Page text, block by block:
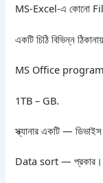
MS-Excel-এ কোনো
একটি চিঠি বিভিন্ন
MS Office program-
1TB – GB.
স্ক্যানার একটি —
Data sort — প্রকার।